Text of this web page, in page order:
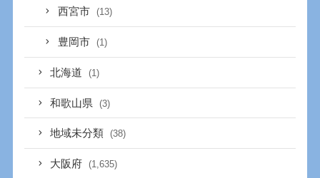
西宮市 (13)
豊岡市 (1)
北海道 (1)
和歌山県 (3)
地域未分類 (38)
大阪府 (1,635)